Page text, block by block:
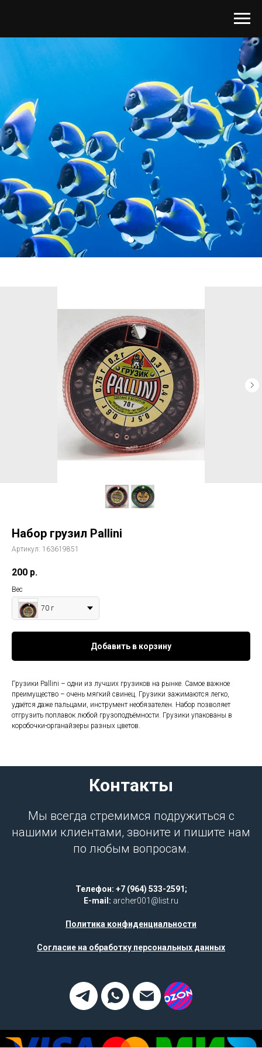
Набор грузил Pallini
Артикул: 163619851
200 р.
Вес
70 г
Добавить в корзину
Грузики Pallini – одни из лучших грузиков на рынке. Самое важное
преимущество – очень мягкий свинец. Грузики зажимаются легко,
удаётся даже пальцами, инструмент необязателен. Набор позволяет
отгрузить поплавок любой грузоподъёмности. Грузики упакованы в
коробочки-органайзеры разных цветов.
Контакты
Мы всегда стремимся подружиться с
нашими клиентами, звоните и пишите нам
по любым вопросам.
Телефон: +7 (964) 533-2591;
E-mail: archer001@list.ru
Политика конфиденциальности
Согласие на обработку персональных данных